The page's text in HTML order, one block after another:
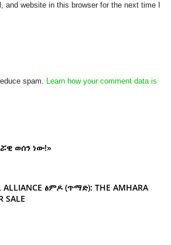
and website in this browser for the next time I
spam. Learn how your comment data is
ወሰን ነው!»
ALLIANCE ፅምዶ (ጥማድ): THE AMHARA
SALE